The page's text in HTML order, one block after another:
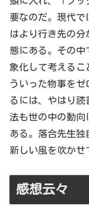
要なのだ。現代で
はより行き先の
態にある。その中
象化して考えるこ
ういった物事をゼ
るには、やはり
法も世の中の動向
ある。落合先生独
新しい風を吹かせ
感想云々